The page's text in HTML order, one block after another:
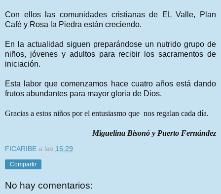
Con ellos las comunidades cristianas de EL Valle, Plan
Café y Rosa la Piedra están creciendo.
En la actualidad siguen preparándose un nutrido grupo de
niños, jóvenes y adultos para recibir los sacramentos de
iniciación.
Esta labor que comenzamos hace cuatro años está dando
frutos abundantes para mayor gloria de Dios.
Gracias a estos niños por el entusiasmo que nos regalan cada día.
Miguelina Bisonó y Puerto Fernández
FICARIBE a las 15:29
Compartir
No hay comentarios: